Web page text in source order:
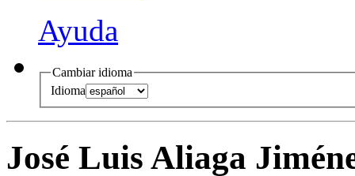
Ayuda
Cambiar idioma
Idioma
José Luis Aliaga